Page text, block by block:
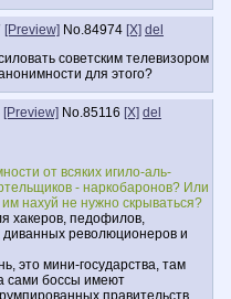
[Preview] No.84974 [X] del
советским телевизором
для этого?
[Preview] No.85116 [X] del
от всяких игило-аль-
- наркобаронов? Или
нахуй не нужно скрываться?
хакеров, педофилов,
революционеров и
это мини-государства, там
сами боссы имеют
правительств,